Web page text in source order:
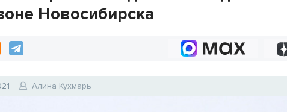
Новосибирска
Алина Кухмарь